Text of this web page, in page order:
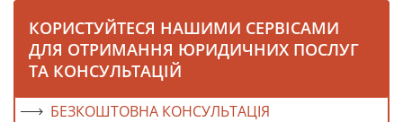
КОРИСТУЙТЕСЯ НАШИМИ СЕРВІСАМИ
ДЛЯ ОТРИМАННЯ ЮРИДИЧНИХ ПОСЛУГ
ТА КОНСУЛЬТАЦІЙ
БЕЗКОШТОВНА КОНСУЛЬТАЦІЯ